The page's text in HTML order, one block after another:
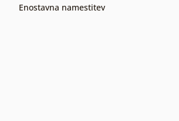
Enostavna namestitev